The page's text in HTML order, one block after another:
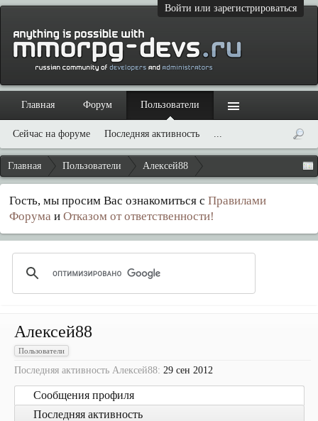
Войти или зарегистрироваться
Главная Пользователи Алексей88
Гость, мы просим Вас ознакомиться с Правилами
Форума и Отказом от ответственности!
Алексей88
Пользователи
Последняя активность Алексей88: 29 сен 2012
Сообщения профиля
Последняя активность
Главная Форум Пользователи
Сейчас на форуме Последняя активность ...